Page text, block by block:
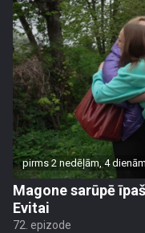
pirms 2 nedēļām, 4 dienām
Magone sarūpē
Evitai
72. epizode